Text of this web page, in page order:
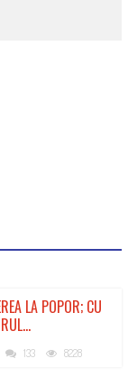
LA POPOR; CU
133 8228